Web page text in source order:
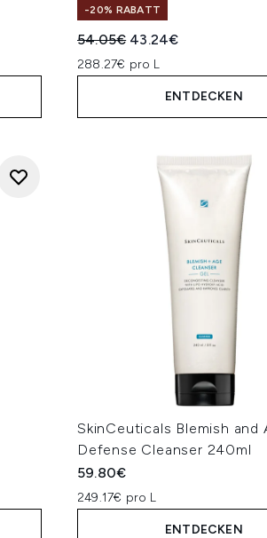
-20% RABATT
Unverbindliche
54.05€ Aktueller Preis:
43.24€
288.27€ pro L
ENTDECKEN
SkinCeuticals Blemish and
Defense Cleanser 240ml
59.80€
249.17€ pro L
ENTDECKEN